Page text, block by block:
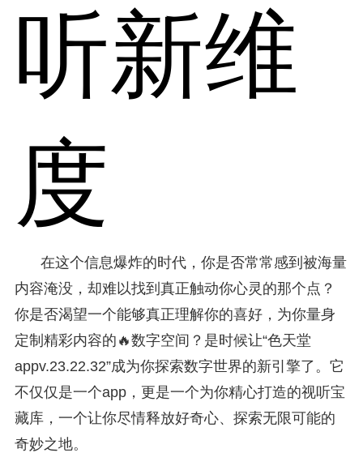
听新维
度
在这个信息爆炸的时代，你是否常常感到被海量
内容淹没，却难以找到真正触动你心灵的那个点？
你是否渴望一个能够真正理解你的喜好，为你量身
定制精彩内容的🔥数字空间？是时候让“色天堂
appv.23.22.32”成为你探索数字世界的新引擎了。它
不仅仅是一个app，更是一个为你精心打造的视听宝
藏库，一个让你尽情释放好奇心、探索无限可能的
奇妙之地。